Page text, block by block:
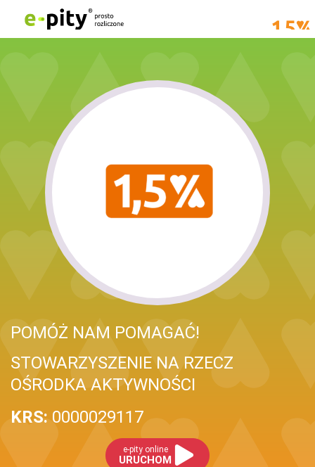
POMÓŻ NAM POMAGAĆ!
STOWARZYSZENIE NA RZECZ
OŚRODKA AKTYWNOŚCI
KRS: 0000029117
e-pity online
URUCHOM